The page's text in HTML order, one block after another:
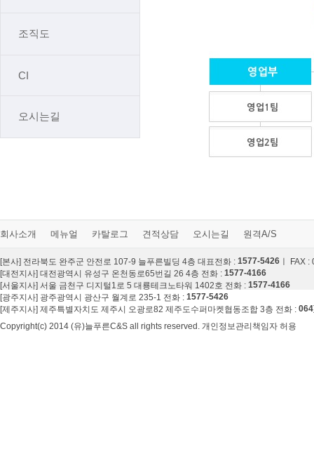
조직도
CI
오시는길
회사소개 메뉴얼 카탈로그 견적상담 오시는길 원격A/S
[본사] 전라북도 완주군 안전로 107-9 늘푸른빌딩 4층 대표전화 : 1577-5426 ㅣ FAX
[대전지사] 대전광역시 유성구 온천동로65번길 26 4층 전화 : 1577-4166
[서울지사] 서울 금천구 디지털1로 5 대룡테크노타워 1402호 전화 : 1577-4166
[광주지사] 광주광역시 광산구 월계로 235-1 전화 : 1577-5426
[제주지사] 제주특별자치도 제주시 오광로82 제주도수퍼마켓협동조합 3층 전화 :
Copyright(c) 2014 (유)늘푸른C&S all rights reserved. 개인정보관리책임자 허용